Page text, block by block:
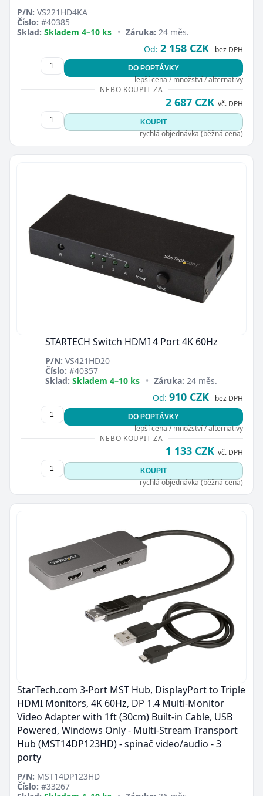
P/N: VS221HD4KA
Číslo: #40385
Sklad: Skladem 4–10 ks • Záruka: 24 měs.
Od: 2 158 CZK bez DPH
DO POPTÁVKY
lepší cena / množství / alternativy
NEBO KOUPIT ZA
2 687 CZK vč. DPH
KOUPIT
rychlá objednávka (běžná cena)
STARTECH Switch HDMI 4 Port 4K 60Hz
P/N: VS421HD20
Číslo: #40357
Sklad: Skladem 4–10 ks • Záruka: 24 měs.
Od: 910 CZK bez DPH
DO POPTÁVKY
lepší cena / množství / alternativy
NEBO KOUPIT ZA
1 133 CZK vč. DPH
KOUPIT
rychlá objednávka (běžná cena)
StarTech.com 3-Port MST Hub, DisplayPort to Triple
HDMI Monitors, 4K 60Hz, DP 1.4 Multi-Monitor
Video Adapter with 1ft (30cm) Built-in Cable, USB
Powered, Windows Only - Multi-Stream Transport
Hub (MST14DP123HD) - spínač video/audio - 3
porty
P/N: MST14DP123HD
Číslo: #33267